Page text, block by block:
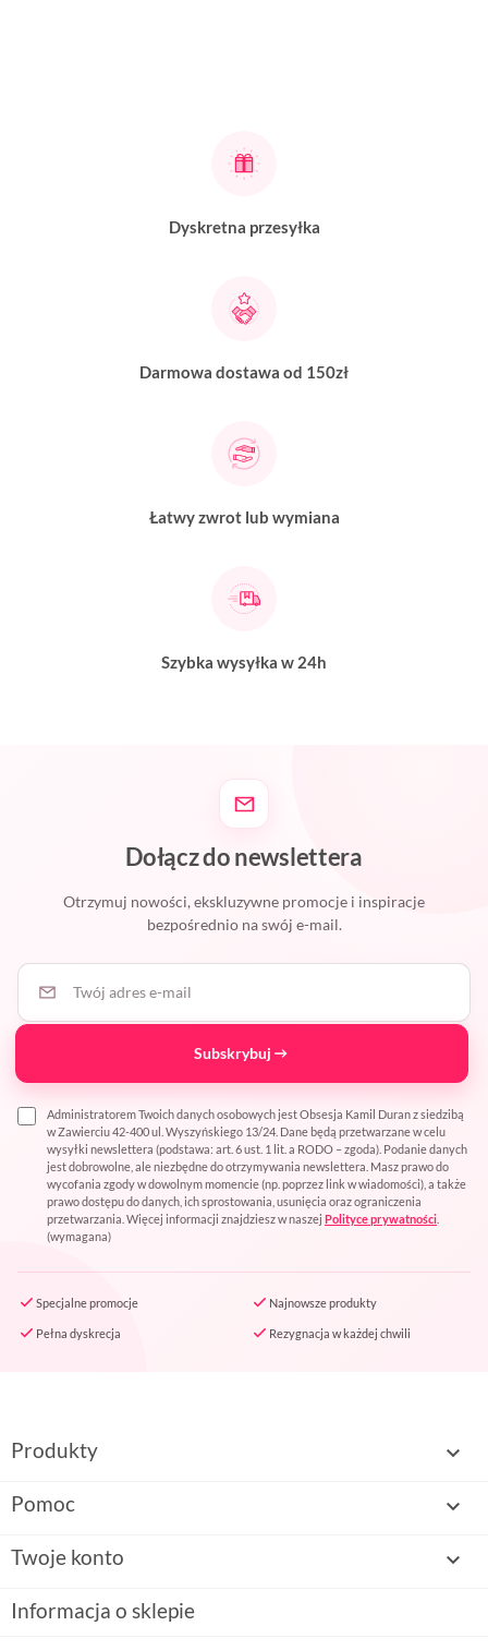
Dyskretna przesyłka
Darmowa dostawa od 150zł
Łatwy zwrot lub wymiana
Szybka wysyłka w 24h
Dołącz do newslettera
Otrzymuj nowości, ekskluzywne promocje i inspiracje
bezpośrednio na swój e-mail.
Twój adres e-mail
Subskrybuj
Administratorem Twoich danych osobowych jest Obsesja Kamil Duran z siedzibą
w Zawierciu 42-400 ul. Wyszyńskiego 13/24. Dane będą przetwarzane w celu
wysyłki newslettera (podstawa: art. 6 ust. 1 lit. a RODO – zgoda). Podanie danych
jest dobrowolne, ale niezbędne do otrzymywania newslettera. Masz prawo do
wycofania zgody w dowolnym momencie (np. poprzez link w wiadomości), a także
prawo dostępu do danych, ich sprostowania, usunięcia oraz ograniczenia
przetwarzania. Więcej informacji znajdziesz w naszej Polityce prywatności
(wymagana)
Specjalne promocje Najnowsze produkty
Pełna dyskrecja Rezygnacja w każdej chwili
Produkty 
Pomoc 
Twoje konto 
Informacja o sklepie